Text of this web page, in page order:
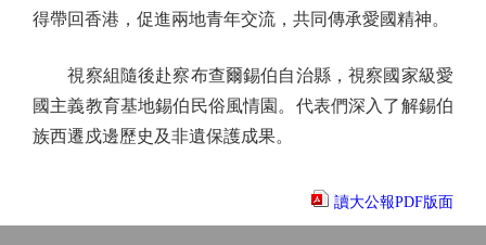
得帶回香港，促進兩地青年交流，共同傳承愛國精神。
視察組隨後赴察布查爾錫伯自治縣，視察國家級愛
國主義教育基地錫伯民俗風情園。代表們深入了解錫伯
族西遷戍邊歷史及非遺保護成果。
讀大公報PDF版面